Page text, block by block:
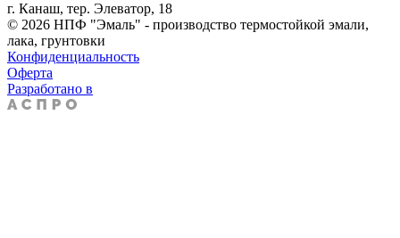
г. Канаш, тер. Элеватор, 18
© 2026 НПФ "Эмаль" - производство термостойкой эмали,
лака, грунтовки
Конфиденциальность
Оферта
Разработано в